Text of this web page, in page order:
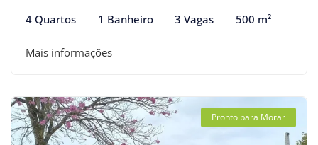
4 Quartos 1 Banheiro 3 Vagas 500 m²
Mais informações
Pronto para Morar